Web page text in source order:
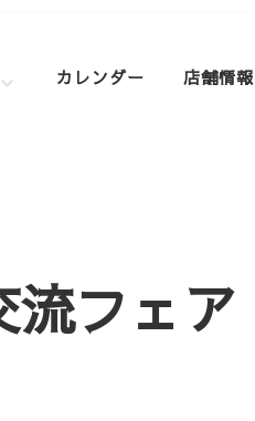
カレンダー 店舗情報
流フェア